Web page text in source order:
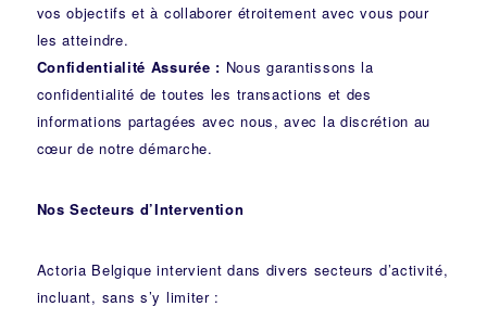
vos objectifs et à collaborer étroitement avec vous pour
les atteindre.
Confidentialité Assurée : Nous garantissons la
confidentialité de toutes les transactions et des
informations partagées avec nous, avec la discrétion au
cœur de notre démarche.
Nos Secteurs d’Intervention
Actoria Belgique intervient dans divers secteurs d’activité,
incluant, sans s’y limiter :